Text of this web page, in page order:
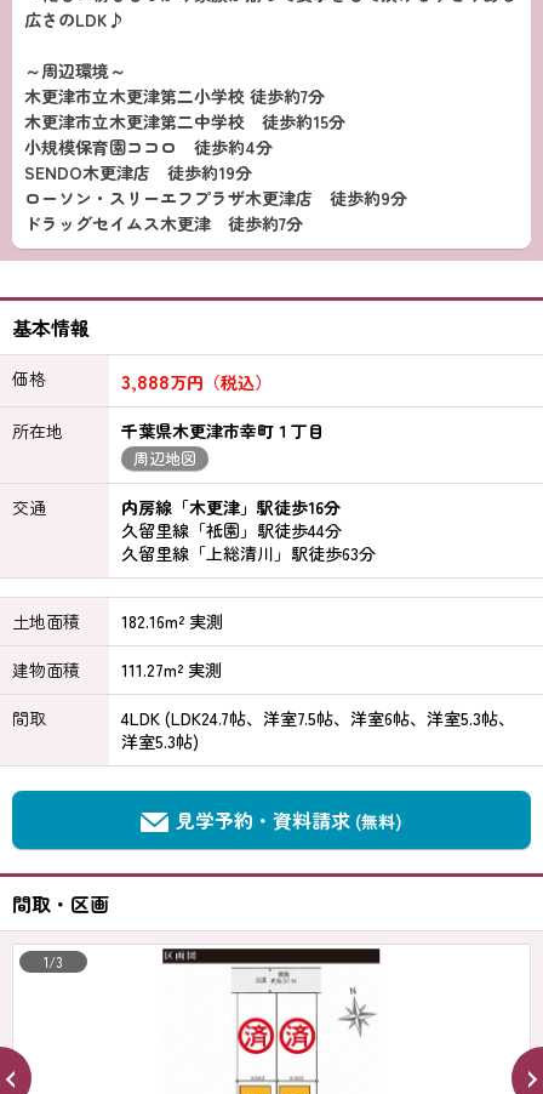
広さのLDK♪
～周辺環境～
木更津市立木更津第二小学校 徒歩約7分
木更津市立木更津第二中学校 徒歩約15分
小規模保育園ココロ 徒歩約4分
SENDO木更津店 徒歩約19分
ローソン・スリーエフプラザ木更津店 徒歩約9分
ドラッグセイムス木更津 徒歩約7分
基本情報
価格 3,888万円（税込）
所在地
千葉県木更津市幸町１丁目
周辺地図
交通
内房線「木更津」駅徒歩16分
久留里線「祇園」駅徒歩44分
久留里線「上総清川」駅徒歩63分
土地面積
182.16m² 実測
建物面積
111.27m² 実測
間取
4LDK (LDK24.7帖、洋室7.5帖、洋室6帖、洋室5.3帖、
洋室5.3帖)
見学予約・資料請求 (無料)
間取・区画
1/3